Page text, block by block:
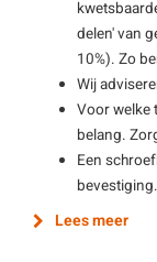
delen' van
10%). Zo
Wij
Voor welke
belang.
Een
Lees meer